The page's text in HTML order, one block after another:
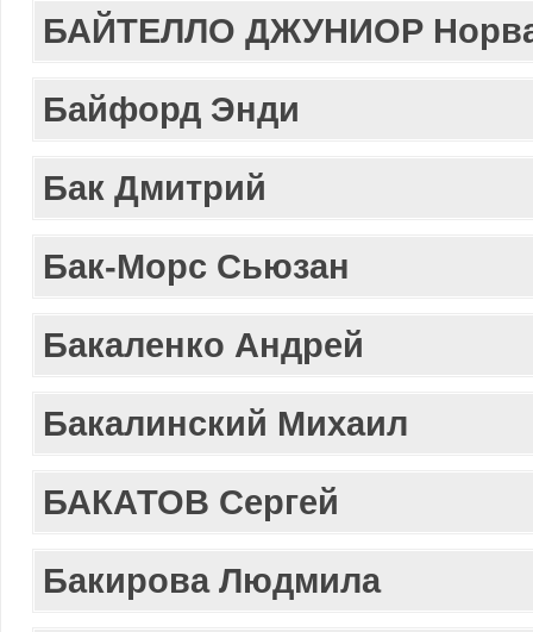
БАЙТЕЛЛО ДЖУНИОР
Байфорд Энди
Бак Дмитрий
Бак-Морс Сьюзан
Бакаленко Андрей
Бакалинский Михаил
БАКАТОВ Сергей
Бакирова Людмила